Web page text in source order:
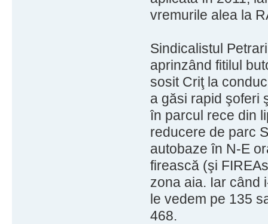
vremurile alea la
Sindicalistul
aprinzând fitilul
sosit Criţ la
a găsi rapid şoferi
în parcul rece din
reducere de parc
autobaze în N-E
firească (şi
zona aia. Iar când
le vedem pe 135
468.